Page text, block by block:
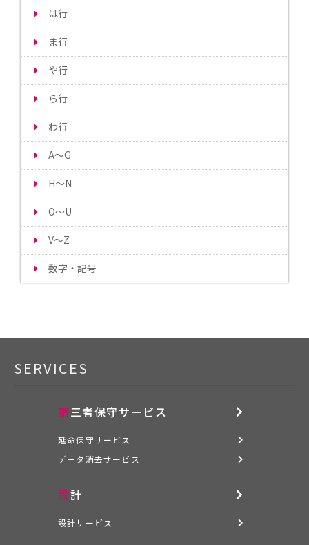
は行
ま行
や行
ら行
わ行
A～G
H～N
O～U
V～Z
数字・記号
SERVICES
第三者保守サービス
延命保守サービス
データ消去サービス
設計
設計サービス